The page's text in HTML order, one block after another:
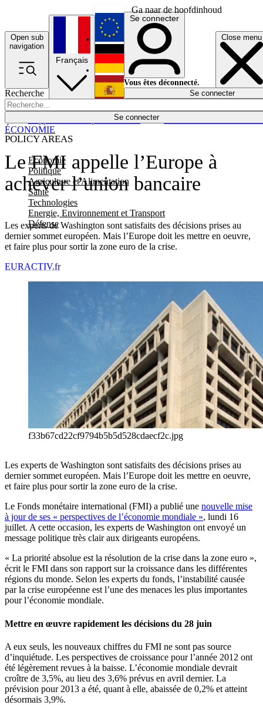
Ga naar de hoofdinhoud
Open sub
navigation
Close menu
Recherche
Se connecter
POLICY AREAS
Economie
Politique
Agriculture et Alimentation
Santé
Technologies
Energie, Environnement et Transport
Défense
Économie
Français
English
Deutsch
Español
Se connecter
Vous êtes déconnecté.
Se connecter
Le FMI appelle l’Europe à
achever l’union bancaire
Les experts de Washington sont satisfaits des décisions prises au
dernier sommet européen. Mais l’Europe doit les mettre en oeuvre,
et faire plus pour sortir la zone euro de la crise.
ÉCONOMIE
EURACTIV.fr
f33b67cd22cf9794b5b5d528cdaecf2c.jpg
Les experts de Washington sont satisfaits des décisions prises au
dernier sommet européen. Mais l’Europe doit les mettre en oeuvre,
et faire plus pour sortir la zone euro de la crise.
Le Fonds monétaire international (FMI) a publié une nouvelle mise
à jour de ses « perspectives de l’économie mondiale », lundi 16
juillet. A cette occasion, les experts de Washington ont envoyé un
message politique très clair aux dirigeants européens.
« La priorité absolue est la résolution de la crise dans la zone euro »,
écrit le FMI dans son rapport sur la croissance dans les différentes
régions du monde. Selon les experts du fonds, l’instabilité causée
par la crise européenne est l’une des menaces les plus importantes
pour l’économie mondiale.
Mettre en œuvre rapidement les décisions du 28 juin
A eux seuls, les nouveaux chiffres du FMI ne sont pas source
d’inquiétude. Les perspectives de croissance pour l’année 2012 ont
été légèrement revues à la baisse. L’économie mondiale devrait
croître de 3,5%, au lieu des 3,6% prévus en avril dernier. La
prévision pour 2013 a été, quant à elle, abaissée de 0,2% et atteint
désormais 3,9%.